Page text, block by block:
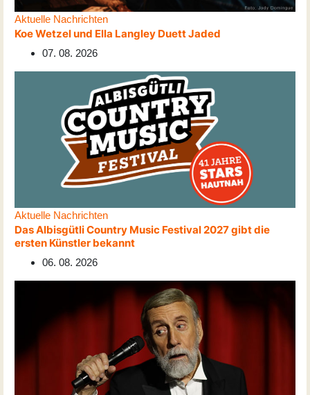
Aktuelle Nachrichten
Koe Wetzel und Ella Langley Duett Jaded
07. 08. 2026
Aktuelle Nachrichten
Das Albisgütli Country Music Festival 2027 gibt die
ersten Künstler bekannt
06. 08. 2026